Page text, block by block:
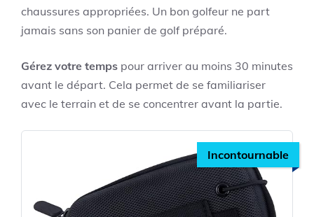
chaussures appropriées. Un bon golfeur ne part
jamais sans son panier de golf préparé.
Gérez votre temps pour arriver au moins 30 minutes
avant le départ. Cela permet de se familiariser
avec le terrain et de se concentrer avant la partie.
Incontournable